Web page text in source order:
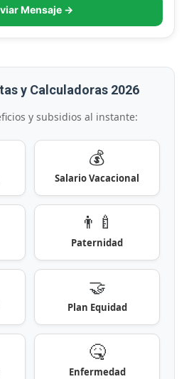
Mensaje →
y Calculadoras 2026
y subsidios al instante:
💰
Salario Vacacional
👨‍🍼
Paternidad
🤝
Plan Equidad
🤒
Enfermedad